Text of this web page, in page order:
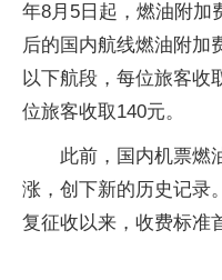
年8月5日起，燃油附加
后的国内航线燃油附加
以下航段，每位旅客收
位旅客收取140元。
此前，国内机票燃
涨，创下新的历史记录
复征收以来，收费标准